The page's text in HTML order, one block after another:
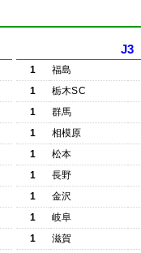
J3
1 福島
1
栃木SC
1
群馬
1
相模原
1
松本
1
長野
1
金沢
1
岐阜
1
滋賀